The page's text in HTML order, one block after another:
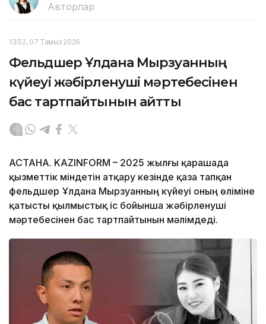
Авторлар
13:52, 07 Тамыз 2026
Фельдшер Ұлдана Мырзуанның
күйеуі жәбірленуші мәртебесінен
бас тартпайтынын айтты
АСТАНА. KAZINFORM – 2025 жылғы қарашада
қызметтік міндетін атқару кезінде қаза тапқан
фельдшер Ұлдана Мырзуанның күйеуі оның өліміне
қатысты қылмыстық іс бойынша жәбірленуші
мәртебесінен бас тартпайтынын мәлімдеді.